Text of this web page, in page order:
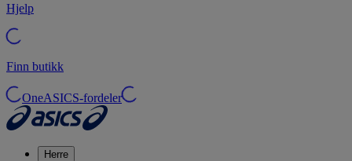
Hjelp
Finn butikk
OneASICS-fordeler
Herre